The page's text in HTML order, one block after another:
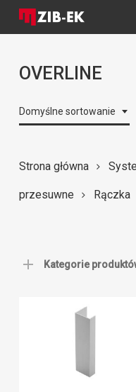
Skip
contentOVERLINE
Domyślne sortowanie
Strona główna
przesuwne Rączka
Kategorie